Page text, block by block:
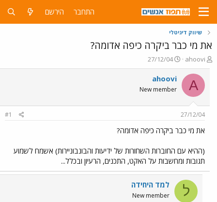
התחבר הירשם
שיווק דיגיטלי
את מי כבר ביקרה כיפה אדומה?
פ
ו
ת
ח
ה
ש
א
ahoovi
פ
ו
ר
ם
ר
27/12/04
A
ahoovi
New member
27/12/04
#1
את מי כבר ביקרה כיפה אדומה?
(ההיא עם החוברות השחורות של ידיעות והבונבוניירות) אשמח לשמוע
תגובות ומחשבות על האקט, התכנים, הרעיון ובכלל...
ל למד היחידה
New member